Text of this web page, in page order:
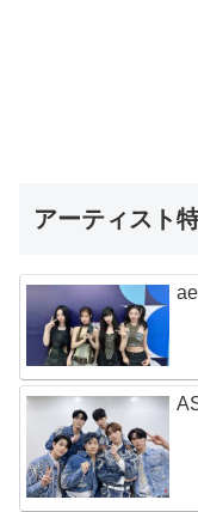
アーティスト